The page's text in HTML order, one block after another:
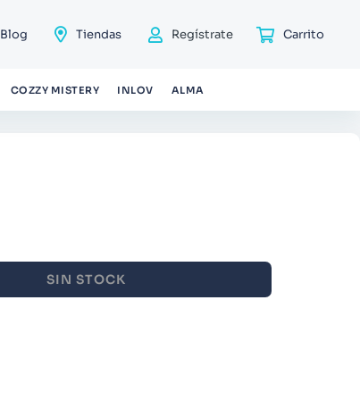
Blog Tiendas Regístrate
COZZY MISTERY INLOV ALMA
SIN STOCK